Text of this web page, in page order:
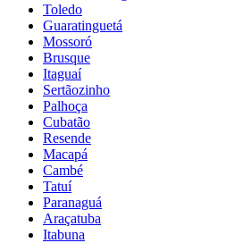
Toledo
Guaratinguetá
Mossoró
Brusque
Itaguaí
Sertãozinho
Palhoça
Cubatão
Resende
Macapá
Cambé
Tatuí
Paranaguá
Araçatuba
Itabuna